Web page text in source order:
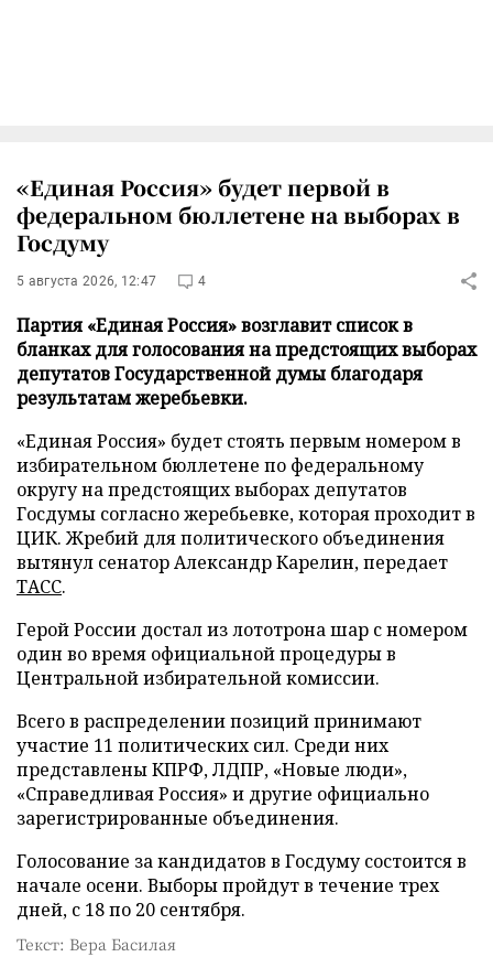
«Единая Россия» будет первой в
федеральном бюллетене на выборах в
Госдуму
5 августа 2026, 12:47 4
Партия «Единая Россия» возглавит список в
бланках для голосования на предстоящих выборах
депутатов Государственной думы благодаря
результатам жеребьевки.
«Единая Россия» будет стоять первым номером в
избирательном бюллетене по федеральному
округу на предстоящих выборах депутатов
Госдумы согласно жеребьевке, которая проходит в
ЦИК. Жребий для политического объединения
вытянул сенатор Александр Карелин, передает
ТАСС.
Герой России достал из лототрона шар с номером
один во время официальной процедуры в
Центральной избирательной комиссии.
Всего в распределении позиций принимают
участие 11 политических сил. Среди них
представлены КПРФ, ЛДПР, «Новые люди»,
«Справедливая Россия» и другие официально
зарегистрированные объединения.
Голосование за кандидатов в Госдуму состоится в
начале осени. Выборы пройдут в течение трех
дней, с 18 по 20 сентября.
Текст: Вера Басилая